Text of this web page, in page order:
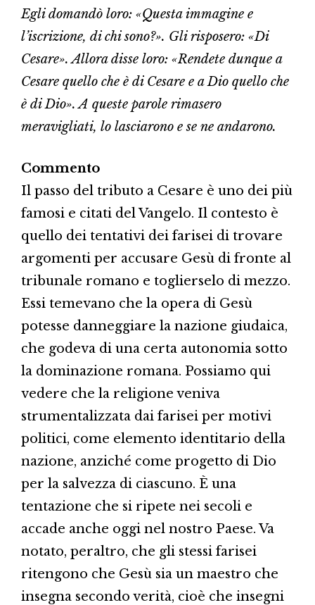
Egli domandò loro: «Questa immagine e
l’iscrizione, di chi sono?». Gli risposero: «Di
Cesare». Allora disse loro: «Rendete dunque a
Cesare quello che è di Cesare e a Dio quello che
è di Dio». A queste parole rimasero
meravigliati, lo lasciarono e se ne andarono.
Commento
Il passo del tributo a Cesare è uno dei più
famosi e citati del Vangelo. Il contesto è
quello dei tentativi dei farisei di trovare
argomenti per accusare Gesù di fronte al
tribunale romano e toglierselo di mezzo.
Essi temevano che la opera di Gesù
potesse danneggiare la nazione giudaica,
che godeva di una certa autonomia sotto
la dominazione romana. Possiamo qui
vedere che la religione veniva
strumentalizzata dai farisei per motivi
politici, come elemento identitario della
nazione, anziché come progetto di Dio
per la salvezza di ciascuno. È una
tentazione che si ripete nei secoli e
accade anche oggi nel nostro Paese. Va
notato, peraltro, che gli stessi farisei
ritengono che Gesù sia un maestro che
insegna secondo verità, cioè che insegni